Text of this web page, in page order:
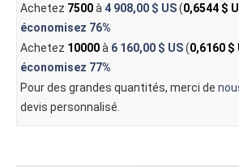
Achetez 7500à 4 908,00 $ US(0,6544 $
économisez 76%
Achetez 10000à 6 160,00 $ US(0,6160 $
économisez 77%
Pour des grandes quantités, merci de
devis personnalisé.